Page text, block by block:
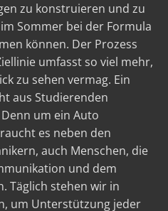
zu konstruieren und zu
Sommer bei der Formula
können. Der Prozess
umfasst so viel mehr,
zu sehen vermag. Ein
aus Studierenden
um ein Auto
es neben den
auch Menschen, die
und dem
Täglich stehen wir in
um Unterstützung jeder